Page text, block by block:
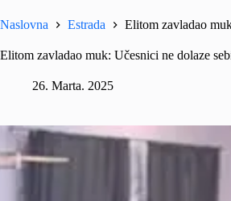
Naslovna Estrada Elitom zavladao
Elitom zavladao muk: Učesnici ne dolaze
26. Marta. 2025